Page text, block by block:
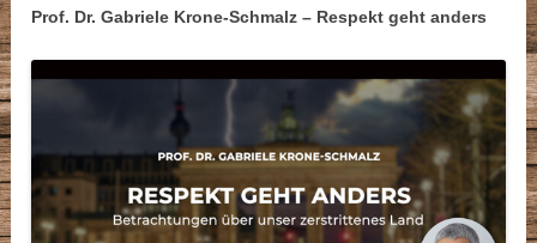
Prof. Dr. Gabriele Krone-Schmalz – Respekt geht anders